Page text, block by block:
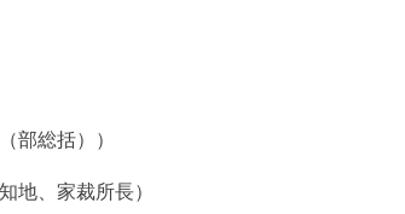
部総括））
地、家裁所長）